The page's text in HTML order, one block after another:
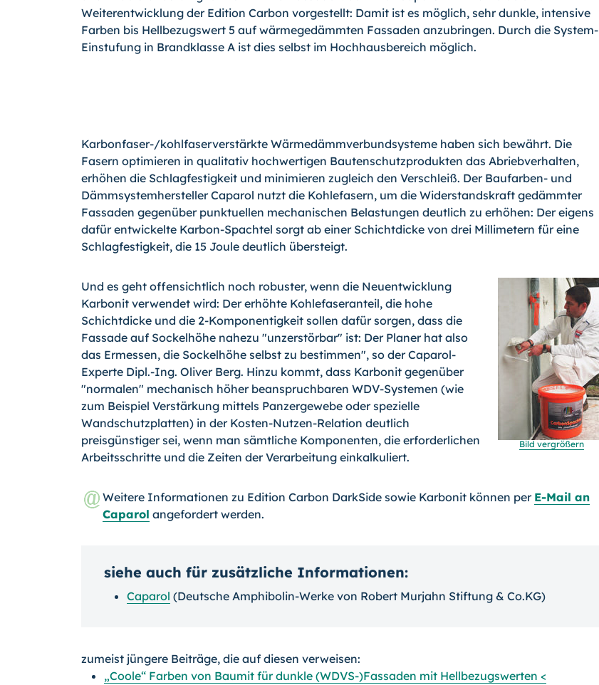
Weiterentwicklung der Edition Carbon vorgestellt: Damit ist es möglich, sehr dunkle, intensive
Farben bis Hellbezugswert 5 auf wärmegedämmten Fassaden anzubringen. Durch die System-
Einstufung in Brandklasse A ist dies selbst im Hochhausbereich möglich.
Karbonfaser-/kohlfaserverstärkte Wärmedämmverbundsysteme haben sich bewährt. Die
Fasern optimieren in qualitativ hochwertigen Bautenschutzprodukten das Abriebverhalten,
erhöhen die Schlagfestigkeit und minimieren zugleich den Verschleiß. Der Baufarben- und
Dämmsystemhersteller Caparol nutzt die Kohlefasern, um die Widerstandskraft gedämmter
Fassaden gegenüber punktuellen mechanischen Belastungen deutlich zu erhöhen: Der eigens
dafür entwickelte Karbon-Spachtel sorgt ab einer Schichtdicke von drei Millimetern für eine
Schlagfestigkeit, die 15 Joule deutlich übersteigt.
Bild vergrößern
Und es geht offensichtlich noch robuster, wenn die Neuentwicklung
Karbonit verwendet wird: Der erhöhte Kohlefaseranteil, die hohe
Schichtdicke und die 2-Komponentigkeit sollen dafür sorgen, dass die
Fassade auf Sockelhöhe nahezu "unzerstörbar" ist: Der Planer hat also
das Ermessen, die Sockelhöhe selbst zu bestimmen", so der Caparol-
Experte Dipl.-Ing. Oliver Berg. Hinzu kommt, dass Karbonit gegenüber
"normalen" mechanisch höher beanspruchbaren WDV-Systemen (wie
zum Beispiel Verstärkung mittels Panzergewebe oder spezielle
Wandschutzplatten) in der Kosten-Nutzen-Relation deutlich
preisgünstiger sei, wenn man sämtliche Komponenten, die erforderlichen
Arbeitsschritte und die Zeiten der Verarbeitung einkalkuliert.
Weitere Informationen zu Edition Carbon DarkSide sowie Karbonit können per E-Mail an
Caparol angefordert werden.
siehe auch für zusätzliche Informationen:
Caparol (Deutsche Amphibolin-Werke von Robert Murjahn Stiftung & Co.KG)
zumeist jüngere Beiträge, die auf diesen verweisen:
„Coole“ Farben von Baumit für dunkle (WDVS-)Fassaden mit Hellbezugswerten <